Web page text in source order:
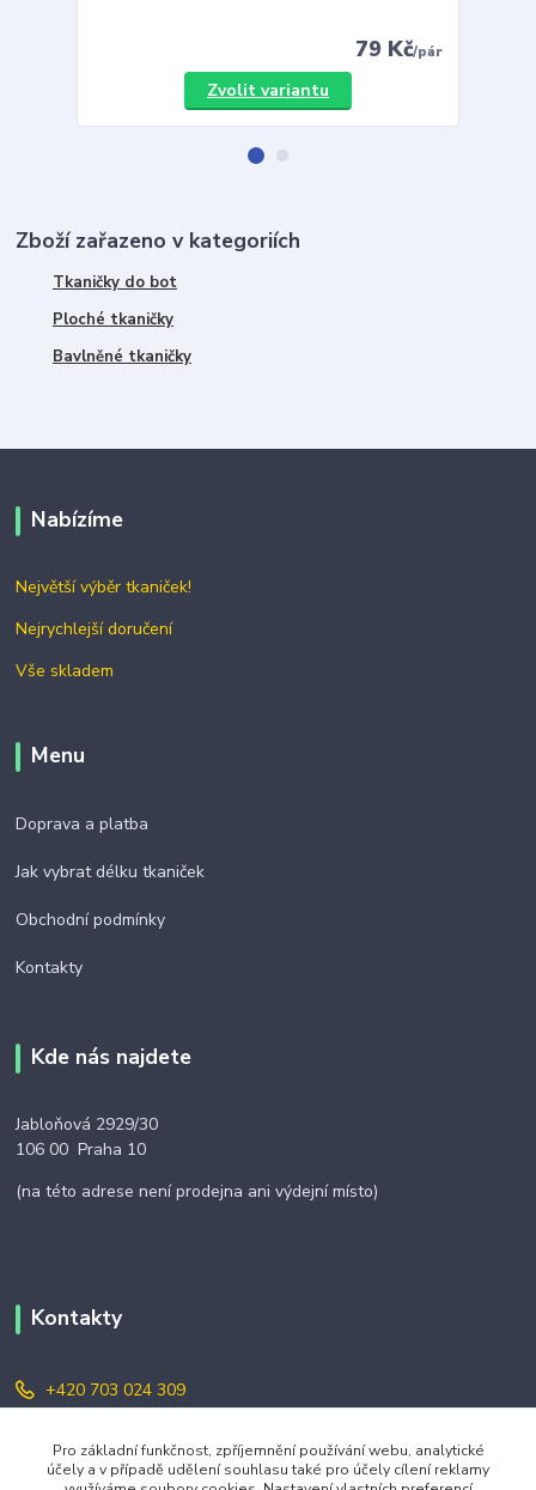
79 Kč/pár
Zvolit variantu
Zboží zařazeno v kategoriích
Tkaničky do bot
Ploché tkaničky
Bavlněné tkaničky
Nabízíme
Největší výběr tkaniček!
Nejrychlejší doručení
Vše skladem
Menu
Doprava a platba
Jak vybrat délku tkaniček
Obchodní podmínky
Kontakty
Kde nás najdete
Jabloňová 2929/30
106 00 Praha 10
(na této adrese není prodejna ani výdejní místo)
Kontakty
+420 703 024 309
objednavky@zavazuj.cz
Pro základní funkčnost, zpříjemnění používání webu, analytické
účely a v případě udělení souhlasu také pro účely cílení reklamy